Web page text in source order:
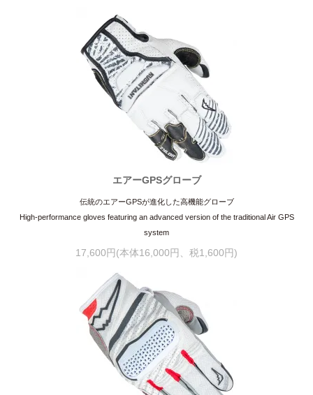
エアーGPSグローブ
伝統のエアーGPSが進化した高機能グローブ
High-performance gloves featuring an advanced version of the traditional Air GPS
system
17,600円(本体16,000円、税1,600円)